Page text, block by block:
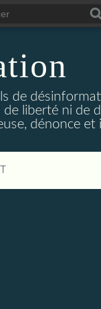
de
liberté ni de
dénonce et